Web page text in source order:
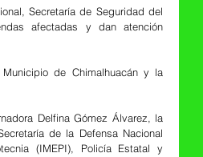
afectadas y dan atención
Delfina Gómez Álvarez, la
de la Defensa Nacional
(IMEPI), Policía Estatal y